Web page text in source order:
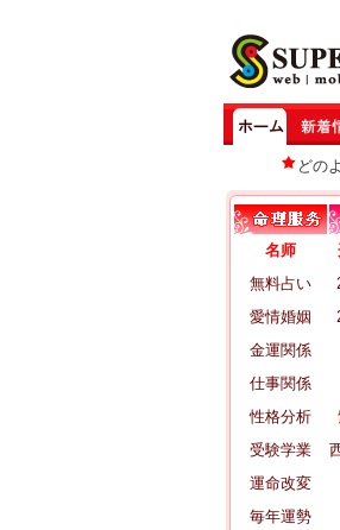
どの
名师
無料占い
愛情婚姻
金運関係
仕事関係
性格分析
受験学業
運命改変
毎年運勢